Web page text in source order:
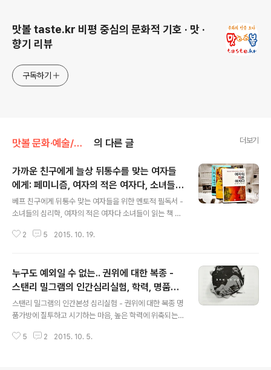
맛볼 taste.kr 비평 중심의 문화적 기호 · 맛 ·
향기 리뷰
구독하기
맛볼 문화·예술/맛볼 책 의 다른 글 더보기
가까운 친구에게 늘상 뒤통수를 맞는 여자들
에게: 페미니즘, 여자의 적은 여자다, 소녀들의
심리학
베프 친구에게 뒤통수 맞는 여자들을 위한 멘토적 필독서 -
소녀들의 심리학, 여자의 적은 여자다 소녀들이 읽는 책 여
직장 여자 동료들과의 신경전이 담겨 있는 책 - 여자는 왜
들에게, 권하는 몇 권. 여성의 존엄성과 권리를 외치는 페미
니스들도 '여자에 대한 여자의 잔인성'의 문제에서는 자유
로울 수 없다고 말하는 저자 필리스 체슬러. 여자의 적은 여
자다｜미국｜필리스 체슬러｜2009년 11월 출판사에서
는 2014년 초반에 절판되었고 인터넷서점에서는 2015년
초반에 완전 멸종. 재고/중고 유통업체가 내놓는 신동급과
2 5 2015. 10. 19.
누구도 예외일 수 없는.. 권위에 대한 복종 -
스탠리 밀그램의 인간심리실험, 학력, 명품가
방, 외모의 권위
스탠리 밀그램의 인간본성 심리실험 - 권위에 대한 복종 명
품가방에 질투하고 시기하는 마음, 높은 학력에 위축되는
재력이라는 권위에 대한 복종에 관한 이야기 세상의 온갖
5 2 2015. 10. 5.